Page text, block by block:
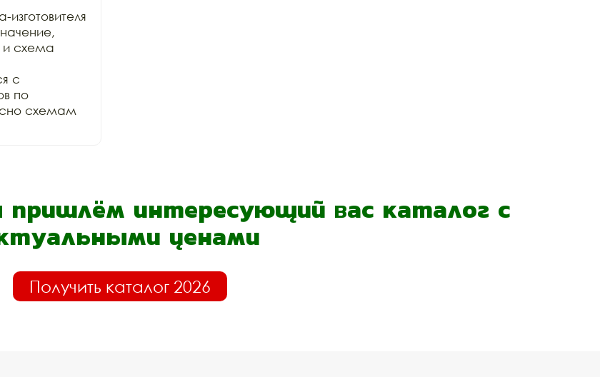
и схема
с
по
схемам
интересующий вас каталог с
ценами
Получить каталог 2026